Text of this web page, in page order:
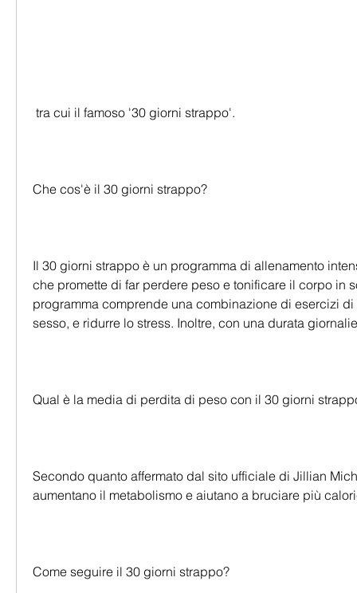
tra cui il famoso '30 giorni strappo'.
Che cos'è il 30 giorni strappo?
Il 30 giorni strappo è un programma di allenamento
che promette di far perdere peso e tonificare il corpo in
programma comprende una combinazione di esercizi
sesso, e ridurre lo stress. Inoltre, con una durata
Qual è la media di perdita di peso con il 30 giorni
Secondo quanto affermato dal sito ufficiale di Jillian
aumentano il metabolismo e aiutano a bruciare più
Come seguire il 30 giorni strappo?